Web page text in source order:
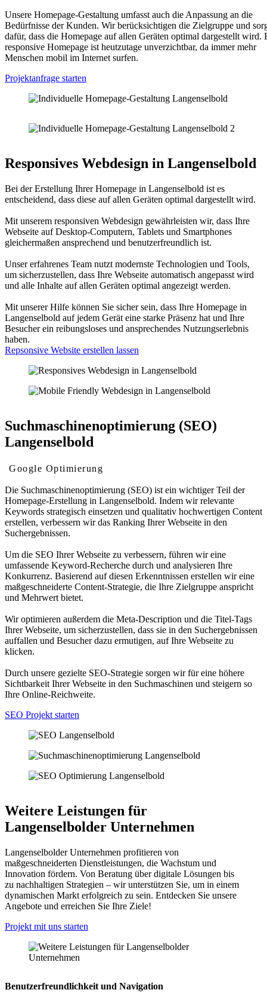
Unsere Homepage-Gestaltung umfasst auch die Anpassung an die
Bedürfnisse der Kunden. Wir berücksichtigen die Zielgruppe und
dafür, dass die Homepage auf allen Geräten optimal dargestellt wird.
responsive Homepage ist heutzutage unverzichtbar, da immer mehr
Menschen mobil im Internet surfen.
Projektanfrage starten
Responsives Webdesign in Langenselbold
Bei der Erstellung Ihrer Homepage in Langenselbold ist es
entscheidend, dass diese auf allen Geräten optimal dargestellt wird.
Mit unserem responsiven Webdesign gewährleisten wir, dass Ihre
Webseite auf Desktop-Computern, Tablets und Smartphones
gleichermaßen ansprechend und benutzerfreundlich ist.
Unser erfahrenes Team nutzt modernste Technologien und Tools,
um sicherzustellen, dass Ihre Webseite automatisch angepasst wird
und alle Inhalte auf allen Geräten optimal angezeigt werden.
Mit unserer Hilfe können Sie sicher sein, dass Ihre Homepage in
Langenselbold auf jedem Gerät eine starke Präsenz hat und Ihre
Besucher ein reibungsloses und ansprechendes Nutzungserlebnis
haben.
Repsonsive Website erstellen lassen
Suchmaschinenoptimierung (SEO)
Langenselbold
Google Optimierung
Die Suchmaschinenoptimierung (SEO) ist ein wichtiger Teil der
Homepage-Erstellung in Langenselbold. Indem wir relevante
Keywords strategisch einsetzen und qualitativ hochwertigen Content
erstellen, verbessern wir das Ranking Ihrer Webseite in den
Suchergebnissen.
Um die SEO Ihrer Webseite zu verbessern, führen wir eine
umfassende Keyword-Recherche durch und analysieren Ihre
Konkurrenz. Basierend auf diesen Erkenntnissen erstellen wir eine
maßgeschneiderte Content-Strategie, die Ihre Zielgruppe anspricht
und Mehrwert bietet.
Wir optimieren außerdem die Meta-Description und die Titel-Tags
Ihrer Webseite, um sicherzustellen, dass sie in den Suchergebnissen
auffallen und Besucher dazu ermutigen, auf Ihre Webseite zu
klicken.
Durch unsere gezielte SEO-Strategie sorgen wir für eine höhere
Sichtbarkeit Ihrer Webseite in den Suchmaschinen und steigern so
Ihre Online-Reichweite.
SEO Projekt starten
Weitere Leistungen für
Langenselbolder Unternehmen
Langenselbolder Unternehmen profitieren von
maßgeschneiderten Dienstleistungen, die Wachstum und
Innovation fördern. Von Beratung über digitale Lösungen bis
zu nachhaltigen Strategien – wir unterstützen Sie, um in einem
dynamischen Markt erfolgreich zu sein. Entdecken Sie unsere
Angebote und erreichen Sie Ihre Ziele!
Projekt mit uns starten
Benutzerfreundlichkeit und Navigation